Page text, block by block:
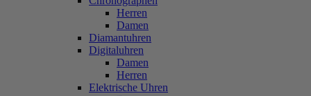
Herren
Damen
Diamantuhren
Digitaluhren
Damen
Herren
Elektrische Uhren